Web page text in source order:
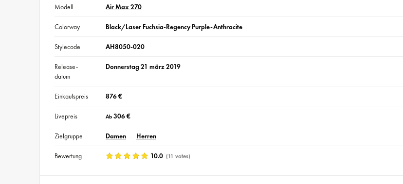
Modell Air Max 270
Colorway Black/Laser Fuchsia-Regency Purple-Anthracite
Stylecode AH8050-020
Release-
datum
Donnerstag 21 märz 2019
Einkaufspreis 876 €
Livepreis Ab306 €
Zielgruppe Damen Herren
Bewertung 10.0 (11 votes)